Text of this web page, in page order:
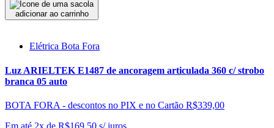
adicionar ao carrinho
Elétrica Bota Fora
Luz ARIELTEK E1487 de ancoragem articulada 360 c/ strobo
branca 05 auto
BOTA FORA - descontos no PIX e no Cartão R$339,00
Em até 2x de R$169,50 s/ juros